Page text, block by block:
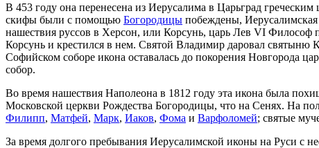
В 453 году она перенесена из Иерусалима в Царьград
скифы были с помощью Богородицы побеждены,
нашествия руссов в Херсон, или Корсунь, царь Лев VI Философ
Корсунь и крестился в нем. Святой Владимир даровал
Софийском соборе икона оставалась до покорения Новгорода
собор.
Во время нашествия Наполеона в 1812 году эта икона была
Московской церкви Рождества Богородицы, что на Сенях. На
Филипп, Матфей, Марк, Иаков, Фома и Варфоломей; святые
За время долгого пребывания Иерусалимской иконы на Руси с